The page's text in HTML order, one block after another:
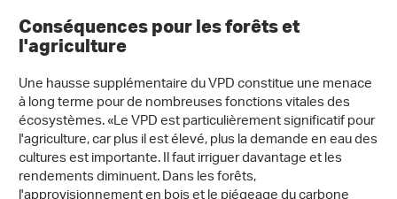
Conséquences pour les forêts et
l'agriculture
Une hausse supplémentaire du VPD constitue une menace
à long terme pour de nombreuses fonctions vitales des
écosystèmes. «Le VPD est particulièrement significatif pour
l'agriculture, car plus il est élevé, plus la demande en eau des
cultures est importante. Il faut irriguer davantage et les
rendements diminuent. Dans les forêts,